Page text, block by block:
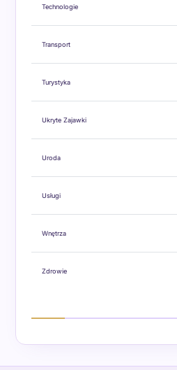
Technologie
Transport
Turystyka
Ukryte Zajawki
Uroda
Usługi
Wnętrza
Zdrowie